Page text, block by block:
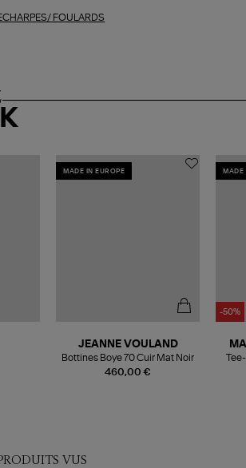
FOULARDS
MADE IN EUROPE
460,00 €
JEANNE VOULAND
Bottines Boye 70 Cuir Mat Noir
MADE
-50%
VUS